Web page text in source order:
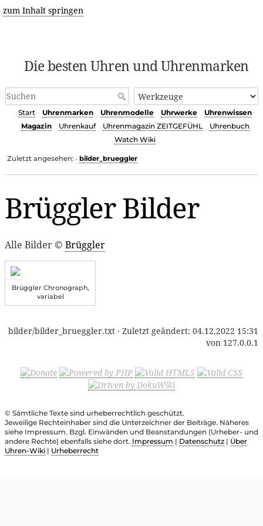
zum Inhalt springen
Die besten Uhren und Uhrenmarken
Start Uhrenmarken Uhrenmodelle Uhrwerke
Uhrenwissen
Magazin
Uhrenkauf Uhrenmagazin ZEITGEFÜHL
Uhrenbuch
Watch Wiki
Zuletzt angesehen: • bilder_brueggler
Brüggler Bilder
Alle Bilder © Brüggler
Brüggler Chronograph,
variabel
bilder/bilder_brueggler.txt · Zuletzt geändert: 04.12.2022 15:31
von 127.0.0.1
© Sämtliche Texte sind urheberrechtlich geschützt.
Jeweilige Rechteinhaber sind die Unterzeichner der Beiträge. Näheres
siehe Impressum. Bzgl. Einwänden und Beanstandungen (Urheber- und
andere Rechte) ebenfalls siehe dort. Impressum | Datenschutz | Über
Uhren-Wiki | Urheberrecht